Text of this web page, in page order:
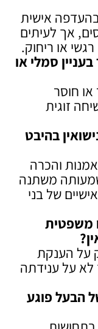
אישית
אך לעיתים
או ריחוק.
סמלי או
חוסר
זוגית
בהיבט
והכרה
משתנה
של בני
משפטית
?
על הענקת
לא על ענידתה
הבעל פוגע